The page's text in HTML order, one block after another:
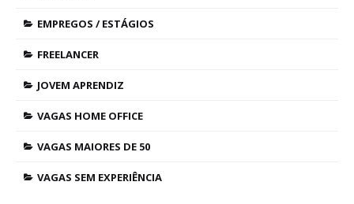
EMPREGOS / ESTÁGIOS
FREELANCER
JOVEM APRENDIZ
VAGAS HOME OFFICE
VAGAS MAIORES DE 50
VAGAS SEM EXPERIÊNCIA